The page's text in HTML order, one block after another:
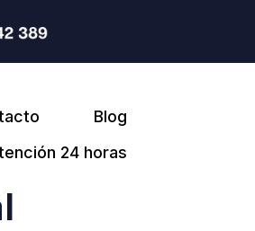
Blog
24 horas